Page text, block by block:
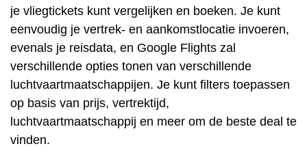
je vliegtickets kunt vergelijken en boeken. Je kunt
eenvoudig je vertrek- en aankomstlocatie invoeren,
evenals je reisdata, en Google Flights zal
verschillende opties tonen van verschillende
luchtvaartmaatschappijen. Je kunt filters toepassen
op basis van prijs, vertrektijd,
luchtvaartmaatschappij en meer om de beste deal te
vinden.